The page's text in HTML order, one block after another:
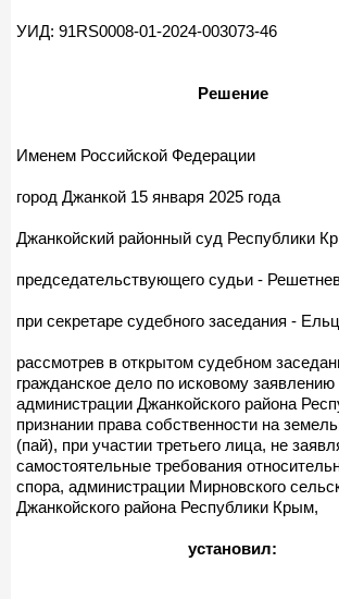
УИД: 91RS0008-01-2024-003073-46
Решение
Именем Российской Федерации
город Джанкой 15 января 2025 года
Джанкойский районный суд Республики
председательствующего судьи -
при секретаре судебного заседания -
рассмотрев в открытом судебном
гражданское дело по исковому
администрации Джанкойского района
признании права собственности на
(пай), при участии третьего лица, не
самостоятельные требования
спора, администрации Мирновского
Джанкойского района Республики Крым,
установил: